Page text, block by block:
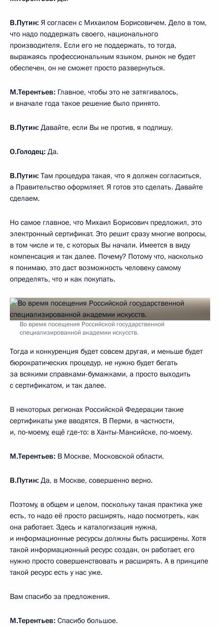
В.Путин: Я согласен с Михаилом Борисовичем. Дело в том,
что надо поддержать своего, национального
производителя. Если его не поддержать, то тогда,
выражаясь профессиональным языком, рынок не будет
обеспечен, он не сможет просто развернуться.
М.Терентьев: Главное, чтобы это не затягивалось,
и вначале года такое решение было принято.
В.Путин: Давайте, если Вы не против, я подпишу.
О.Голодец: Да.
В.Путин: Там процедура такая, что я должен согласиться,
а Правительство оформляет. Я готов это сделать. Давайте
сделаем.
Но самое главное, что Михаил Борисович предложил, это
электронный сертификат. Это решит сразу многие вопросы,
в том числе и те, с которых Вы начали. Имеется в виду
компенсация и так далее. Почему? Потому что, насколько
я понимаю, это даст возможность человеку самому
определять, что и как покупать.
Во время посещения Российской государственной
специализированной академии искусств.
Тогда и конкуренция будет совсем другая, и меньше будет
бюрократических процедур, не нужно будет бегать
за всякими справками-бумажками, а просто выходить
с сертификатом, и так далее.
В некоторых регионах Российской Федерации такие
сертификаты уже вводятся. В Перми, в частности,
и, по‑моему, ещё где‑то: в Ханты-Мансийске, по‑моему.
М.Терентьев: В Москве, Московской области.
В.Путин: Да, в Москве, совершенно верно.
Поэтому, в общем и целом, поскольку такая практика уже
есть, то надо её просто расширять, надо посмотреть, как
она работает. Здесь и каталогизация нужна,
и информационные ресурсы должны быть расширены. Хотя
такой информационный ресурс создан, он работает, его
нужно просто совершенствовать и расширять. А в принципе
такой ресурс есть у нас уже.
Вам спасибо за предложения.
М.Терентьев: Спасибо большое.